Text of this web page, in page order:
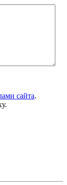
сайта.